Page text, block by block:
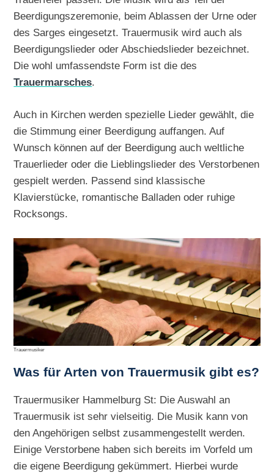
Beerdigungszeremonie, beim Ablassen der Urne oder
des Sarges eingesetzt. Trauermusik wird auch als
Beerdigungslieder oder Abschiedslieder bezeichnet.
Die wohl umfassendste Form ist die des
Trauermarsches.
Auch in Kirchen werden spezielle Lieder gewählt, die
die Stimmung einer Beerdigung auffangen. Auf
Wunsch können auf der Beerdigung auch weltliche
Trauerlieder oder die Lieblingslieder des Verstorbenen
gespielt werden. Passend sind klassische
Klavierstücke, romantische Balladen oder ruhige
Rocksongs.
Trauermusiker
Was für Arten von Trauermusik gibt es?
Trauermusiker Hammelburg St: Die Auswahl an
Trauermusik ist sehr vielseitig. Die Musik kann von
den Angehörigen selbst zusammengestellt werden.
Einige Verstorbene haben sich bereits im Vorfeld um
die eigene Beerdigung gekümmert. Hierbei wurde